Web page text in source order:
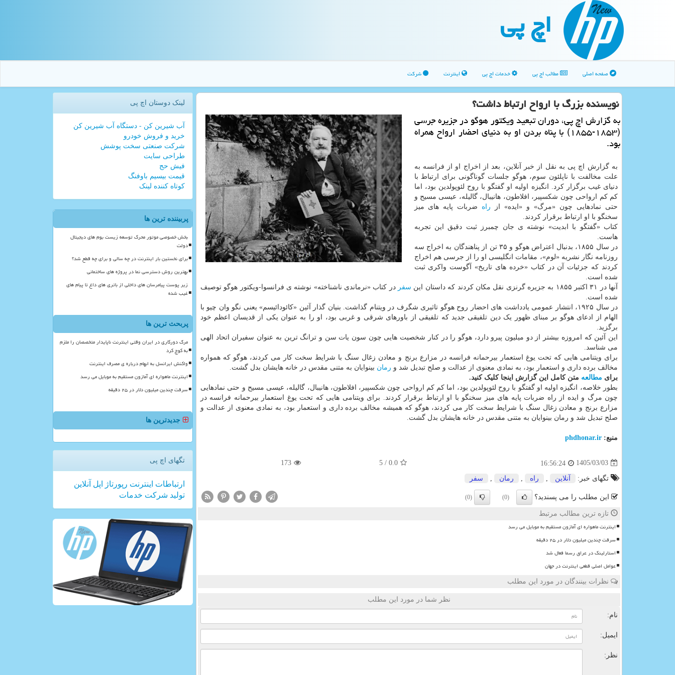
اچ پی
صفحه اصلی مطالب اچ پی خدمات اچ پی اینترنت شرکت
نویسنده بزرگ با ارواح ارتباط داشت؟
به گزارش اچ پی، دوران تبعید ویکتور هوگو در جزیره جرسی
(۱۸۵۳-۱۸۵۵) با پناه بردن او به دنیای احضار ارواح همراه
بود.
به گزارش اچ پی به نقل از خبر آنلاین، بعد از اخراج او از فرانسه به
علت مخالفت با ناپلئون سوم، هوگو جلسات گوناگونی برای ارتباط با
دنیای غیب برگزار کرد. انگیزه اولیه او گفتگو با روح لئوپولدین بود، اما
کم کم ارواحی چون شکسپیر، افلاطون، هانیبال، گالیله، عیسی مسیح و
حتی نمادهایی چون «مرگ» و «ایده» از راه ضربات پایه های میز
سخنگو با او ارتباط برقرار کردند.
کتاب «گفتگو با ابدیت» نوشته ی جان چمبرز ثبت دقیق این تجربه
هاست.
در سال ۱۸۵۵، بدنبال اعتراض هوگو و ۳۵ تن از پناهندگان به اخراج سه
روزنامه نگار نشریه «لوم»، مقامات انگلیسی او را از جرسی هم اخراج
کردند که جزئیات آن در کتاب «خرده های تاریخ» آگوست واکری ثبت
شده است.
آنها در ۳۱ اکتبر ۱۸۵۵ به جزیره گرنزی نقل مکان کردند که داستان این
سفر در کتاب «نرماندی ناشناخته» نوشته ی فرانسوا-ویکتور هوگو توصیف
شده است.
در سال ۱۹۲۵، انتشار عمومی یادداشت های احضار روح هوگو تاثیری شگرف در ویتنام گذاشت. بنیان گذار آئین «کائودائیسم» یعنی نگو وان چیو با
الهام از ادعای هوگو بر مبنای ظهور یک دین تلفیقی جدید که تلفیقی از باورهای شرقی و غربی بود، او را به عنوان یکی از قدیسان اعظم خود
برگزید.
این آئین که امروزه بیشتر از دو میلیون پیرو دارد، هوگو را در کنار شخصیت هایی چون سون یات سن و ترانگ ترین به عنوان سفیران اتحاد الهی
می شناسد.
برای ویتنامی هایی که تحت یوغ استعمار بیرحمانه فرانسه در مزارع برنج و معادن زغال سنگ با شرایط سخت کار می کردند، هوگو که همواره
مخالف برده داری و استعمار بود، به نمادی معنوی از عدالت و صلح تبدیل شد و رمان بینوایان به متنی مقدس در خانه هایشان بدل گشت.
برای مطالعه متن کامل این گزارش اینجا کلیک کنید.
بطور خلاصه، انگیزه اولیه او گفتگو با روح لئوپولدین بود، اما کم کم ارواحی چون شکسپیر، افلاطون، هانیبال، گالیله، عیسی مسیح و حتی نمادهایی
چون مرگ و ایده از راه ضربات پایه های میز سخنگو با او ارتباط برقرار کردند. برای ویتنامی هایی که تحت یوغ استعمار بیرحمانه فرانسه در
مزارع برنج و معادن زغال سنگ با شرایط سخت کار می کردند، هوگو که همیشه مخالف برده داری و استعمار بود، به نمادی معنوی از عدالت و
صلح تبدیل شد و رمان بینوایان به متنی مقدس در خانه هایشان بدل گشت.
منبع: phdhonar.ir
1405/03/03
16:56:24
0.0
/ 5
173
تگهای خبر: آنلاین راه رمان سفر
این مطلب را می پسندید؟ (0)
(0)
تازه ترین مطالب مرتبط
اینترنت ماهواره ای آمازون مستقیم به موبایل می رسد
سرقت چندین میلیون دلار در ۲۵ دقیقه
استارلینک در عراق رسما فعال شد
عوامل اصلی قطعی اینترنت در جهان
نظرات بینندگان در مورد این مطلب
نظر شما در مورد این مطلب
نام:
ایمیل:
نظر:
لینک دوستان اچ پی
آب شیرین کن - دستگاه آب شیرین کن
خرید و فروش خودرو
شرکت صنعتی سخت پوشش
طراحی سایت
فیش حج
قیمت بیسیم باوفنگ
کوتاه کننده لینک
پربیننده ترین ها
بخش خصوصی موتور محرک توسعه زیست بوم های دیجیتال
دولت
برای نخستین بار اینترنت در چه سالی و برای چه قطع شد؟
بهترین روش دسترسی نما در پروژه های ساختمانی
زیر پوست پیامرسان های داخلی از باتری های داغ تا پیام های
غیب شده
پربحث ترین ها
مرگ دورکاری در ایران وقتی اینترنت ناپایدار متخصصان را ملزم
به کوچ کرد
واکنش ایرانسل به ابهام درباره ی مصرف اینترنت
اینترنت ماهواره ای آمازون مستقیم به موبایل می رسد
سرقت چندین میلیون دلار در ۲۵ دقیقه
جدیدترین ها
تگهای اچ پی
ارتباطات اینترنت رپورتاژ اپل آنلاین
تولید شركت خدمات